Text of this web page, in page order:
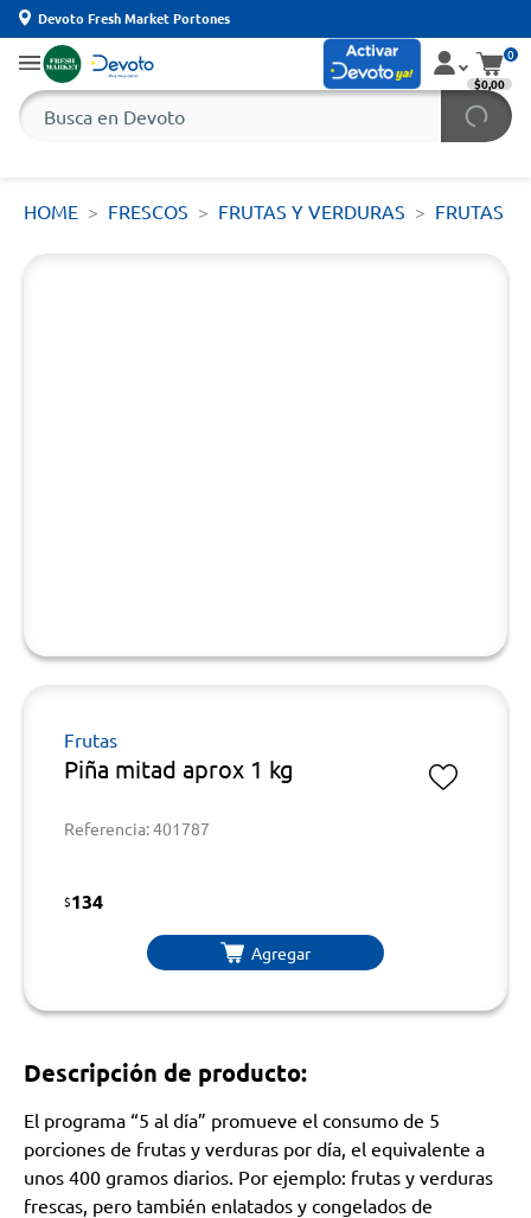
Devoto Fresh Market Portones
0
$0,00
HOME FRESCOS FRUTAS Y VERDURAS FRUTAS
Frutas
Piña mitad aprox 1 kg
Referencia: 401787
$134
Agregar
Descripción de producto:
El programa “5 al día” promueve el consumo de 5
porciones de frutas y verduras por día, el equivalente a
unos 400 gramos diarios. Por ejemplo: frutas y verduras
frescas, pero también enlatados y congelados de